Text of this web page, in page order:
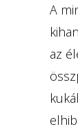
A
az